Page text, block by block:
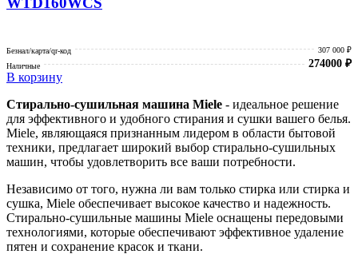
Безнал/карта/qr-код
307 000 ₽
Наличные
274000 ₽
В корзину
Стирально-сушильная машина Miele - идеальное решение
для эффективного и удобного стирания и сушки вашего белья.
Miele, являющаяся признанным лидером в области бытовой
техники, предлагает широкий выбор стирально-сушильных
машин, чтобы удовлетворить все ваши потребности.
Независимо от того, нужна ли вам только стирка или стирка и
сушка, Miele обеспечивает высокое качество и надежность.
Стирально-сушильные машины Miele оснащены передовыми
технологиями, которые обеспечивают эффективное удаление
пятен и сохранение красок и ткани.